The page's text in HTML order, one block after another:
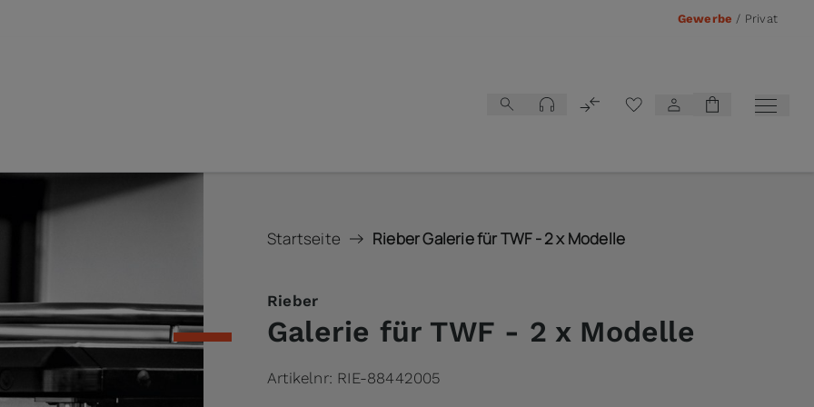
Gewerbe / Privat
Startseite Rieber Galerie für TWF - 2 x Modelle
Rieber
Galerie für TWF - 2 x Modelle
Artikelnr: RIE-88442005